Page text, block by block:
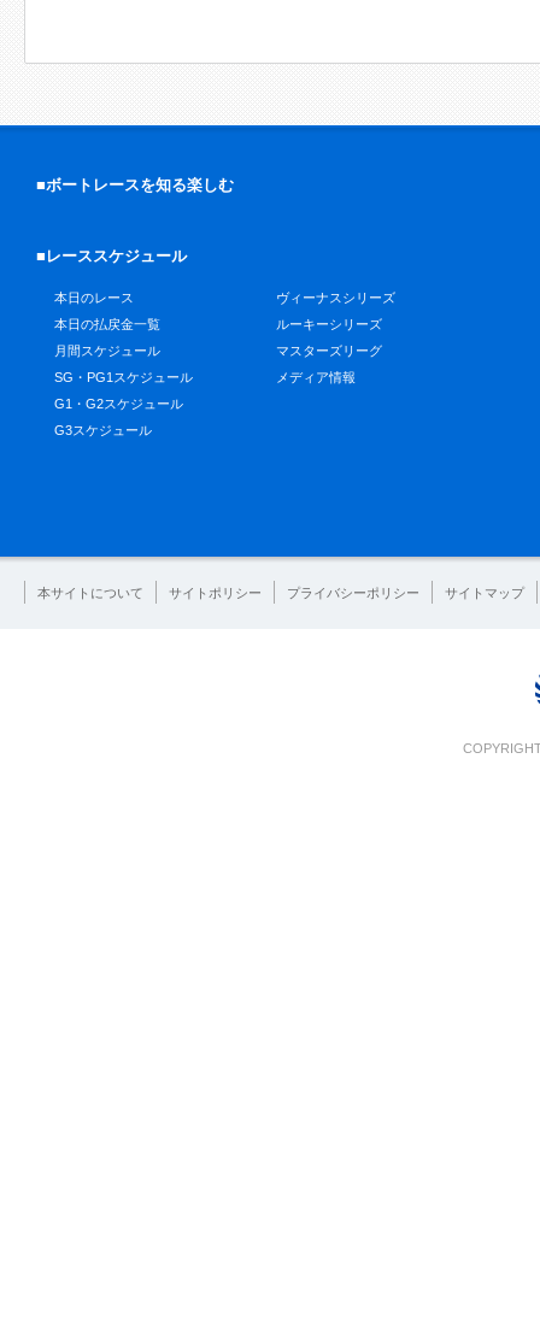
■ボートレースを知る楽しむ
■レーススケジュール
本日のレース
本日の払戻金一覧
月間スケジュール
SG・PG1スケジュール
G1・G2スケジュール
G3スケジュール
ヴィーナスシリーズ
ルーキーシリーズ
マスターズリーグ
メディア情報
本サイトについて サイトポリシー プライバシーポリシー サイトマップ